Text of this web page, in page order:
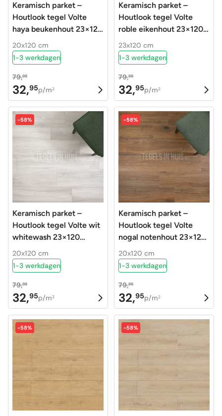
Keramisch parket –
Houtlook tegel Volte
haya beukenhout 23×120
gerectificeerd
20x120 cm
1-3 werkdagen
79,95
Oorspronkelijke
prijs
was:
79,95.
32,95
Huidige
prijs
is:
32,95.
p/m2
Keramisch parket –
Houtlook tegel Volte
roble eikenhout 23×120
gerectificeerd
23x120 cm
1-3 werkdagen
79,95
Oorspronkelijke
prijs
was:
79,95.
32,95
Huidige
prijs
is:
32,95.
p/m2
-58%
Keramisch parket –
Houtlook tegel Volte wit
whitewash 23×120
gerectificeerd
20x120 cm
1-3 werkdagen
79,95
Oorspronkelijke
prijs
was:
79,95.
32,95
Huidige
prijs
is:
32,95.
p/m2
-58%
Keramisch parket –
Houtlook tegel Volte
nogal notenhout 23×120
gerectificeerd
20x120 cm
1-3 werkdagen
79,95
Oorspronkelijke
prijs
was:
79,95.
32,95
Huidige
prijs
is:
32,95.
p/m2
-58% -58%